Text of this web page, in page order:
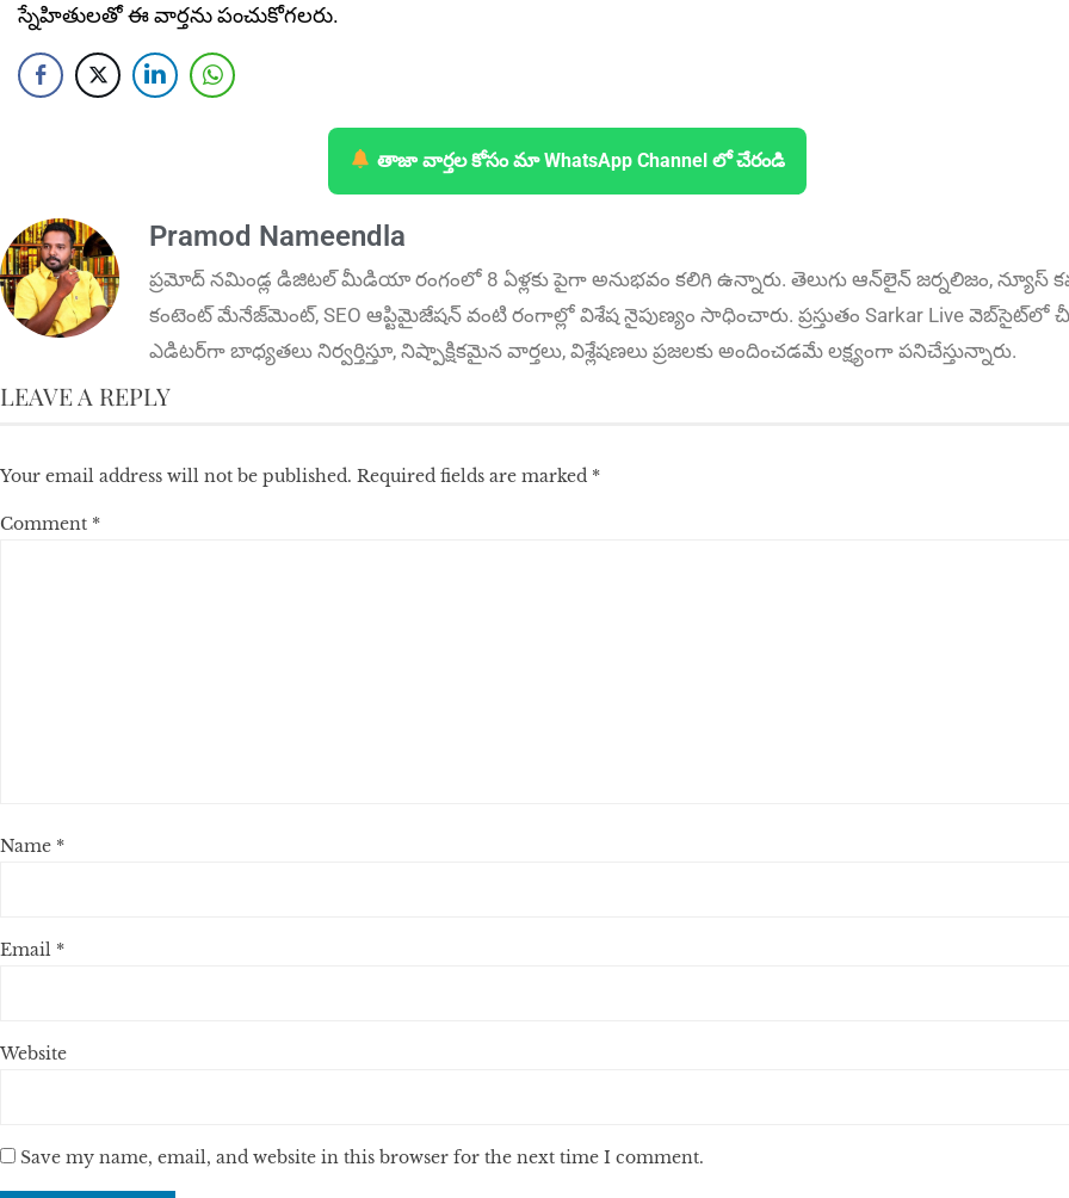
స్నేహితులతో ఈ వార్తను పంచుకోగలరు.
తాజా వార్తల కోసం మా WhatsApp Channel లో చేరండి
Pramod Nameendla
ప్ర‌మోద్ న‌మిండ్ల‌ డిజిట‌ల్ మీడియా రంగంలో 8 ఏళ్లకు పైగా అనుభ‌వం కలిగి ఉన్నారు. తెలుగు ఆన్‌లైన్‌ జర్నలిజం, న్యూస్
కంటెంట్ మేనేజ్‌మెంట్‌, SEO ఆప్టిమైజేషన్‌ వంటి రంగాల్లో విశేష నైపుణ్యం సాధించారు. ప్రస్తుతం Sarkar Live వెబ్‌సైట్‌లో
ఎడిటర్‌గా బాధ్యతలు నిర్వర్తిస్తూ, నిష్పాక్షికమైన వార్తలు, విశ్లేషణలు ప్రజలకు అందించడమే లక్ష్యంగా పనిచేస్తున్నారు.
LEAVE A REPLY
Your email address will not be published. Required fields are marked *
Comment *
Name *
Email *
Website
Save my name, email, and website in this browser for the next time I comment.